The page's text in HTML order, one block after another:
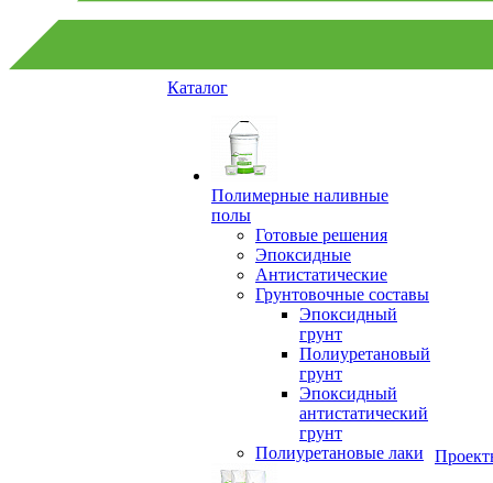
Каталог
Полимерные наливные
полы
Готовые решения
Эпоксидные
Антистатические
Грунтовочные составы
Эпоксидный
грунт
Полиуретановый
грунт
Эпоксидный
антистатический
грунт
Полиуретановые лаки